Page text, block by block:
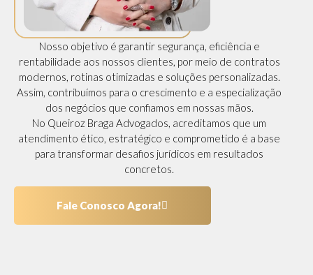
Nosso objetivo é garantir segurança, eficiência e
rentabilidade aos nossos clientes, por meio de contratos
modernos, rotinas otimizadas e soluções personalizadas.
Assim, contribuímos para o crescimento e a especialização
dos negócios que confiamos em nossas mãos.
No Queiroz Braga Advogados, acreditamos que um
atendimento ético, estratégico e comprometido é a base
para transformar desafios jurídicos em resultados
concretos.
Fale Conosco Agora!